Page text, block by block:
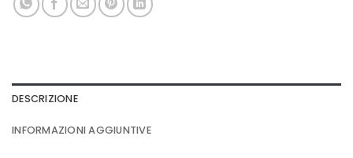
DESCRIZIONE
INFORMAZIONI AGGIUNTIVE